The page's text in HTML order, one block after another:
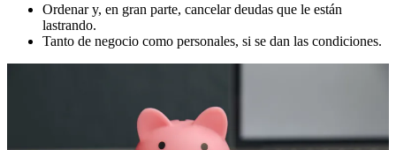
Ordenar y, en gran parte, cancelar deudas que le están
lastrando.
Tanto de negocio como personales, si se dan las condiciones.